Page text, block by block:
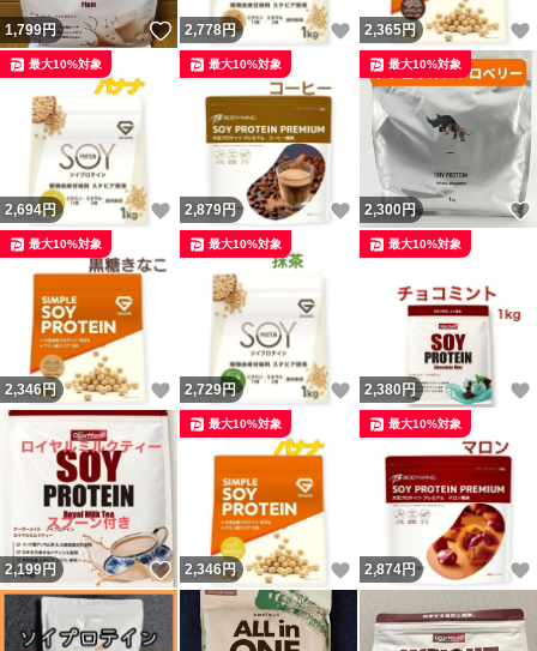
1,799円 いいね！
2,778円 いいね！
2,365円
2,694円 いいね！
最大10%対象
2,879円 いいね！
最大10%対象
2,300円
最大10%対象
2,346円 いいね！
最大10%対象
2,729円 いいね！
最大10%対象
2,380 円
最大10%対象
2,199円 いいね！
2,346円 いいね！
最大10%対象
2,874円
最大10%対象